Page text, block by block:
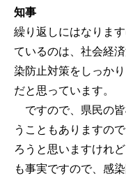
知事
繰り返しにはなりま
ているのは、社会経
染防止対策をしっか
だと思っています。
ですので、県民の皆
うこともありますの
ろうと思いますけれ
も事実ですので、感